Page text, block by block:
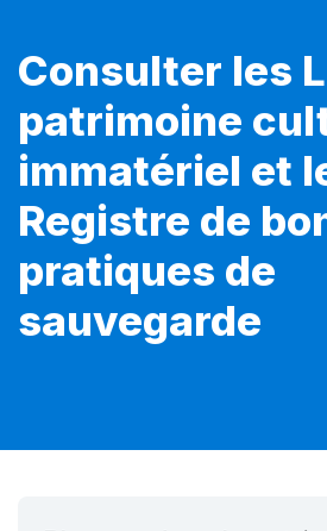
Consulter les
patrimoine
immatériel et
Registre de
pratiques de
sauvegarde